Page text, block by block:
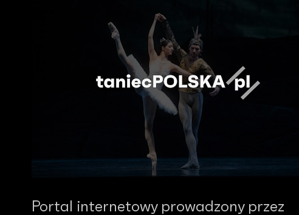
Portal internetowy prowadzony przez